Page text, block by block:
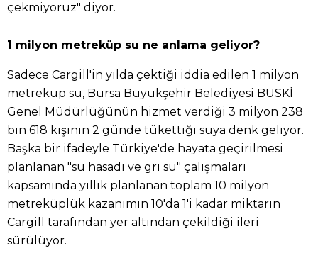
çekmiyoruz" diyor.
1 milyon metreküp su ne anlama geliyor?
Sadece Cargill'in yılda çektiği iddia edilen 1 milyon
metreküp su, Bursa Büyükşehir Belediyesi BUSKİ
Genel Müdürlüğünün hizmet verdiği 3 milyon 238
bin 618 kişinin 2 günde tükettiği suya denk geliyor.
Başka bir ifadeyle Türkiye'de hayata geçirilmesi
planlanan "su hasadı ve gri su" çalışmaları
kapsamında yıllık planlanan toplam 10 milyon
metreküplük kazanımın 10'da 1'i kadar miktarın
Cargill tarafından yer altından çekildiği ileri
sürülüyor.